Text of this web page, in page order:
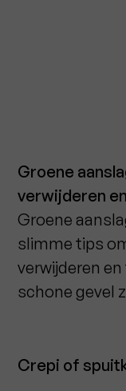
Groene
verwijderen
Groene
slimme tips
verwijderen
schone gevel
Crepi of